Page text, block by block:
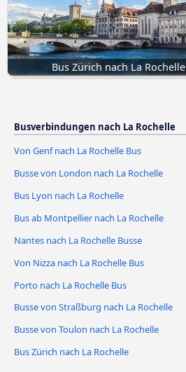
Bus Zürich nach La Rochelle
Busverbindungen nach La Rochelle
Von Genf nach La Rochelle Bus
Busse von London nach La Rochelle
Bus Lyon nach La Rochelle
Bus ab Montpellier nach La Rochelle
Nantes nach La Rochelle Busse
Von Nizza nach La Rochelle Bus
Porto nach La Rochelle Bus
Busse von Straßburg nach La Rochelle
Busse von Toulon nach La Rochelle
Bus Zürich nach La Rochelle